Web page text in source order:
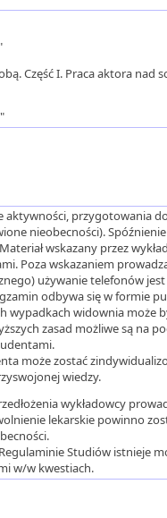
Część I. Praca aktora nad
aktywności, przygotowania
nieobecności).
wskazany przez
Poza wskazaniem
używanie telefonów
odbywa się w formie
wypadkach widownia może
zasad możliwe są na
może zostać
wiedzy.
wykładowcy
lekarskie powinno
Studiów istnieje
w/w kwestiach.